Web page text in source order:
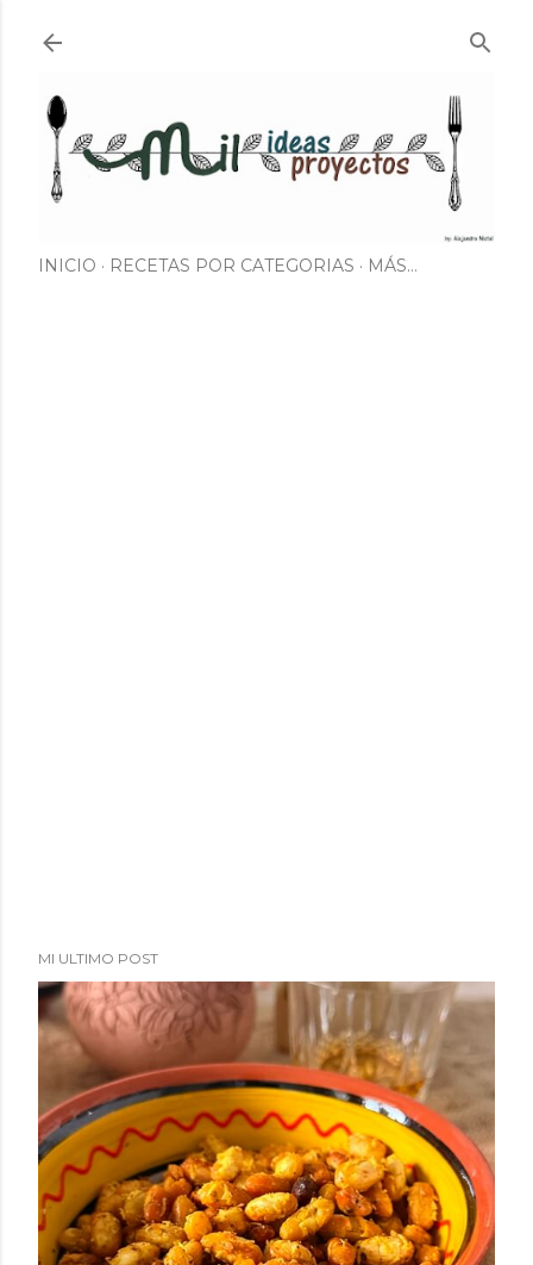
INICIO RECETAS POR CATEGORIAS MÁS…
MI ULTIMO POST